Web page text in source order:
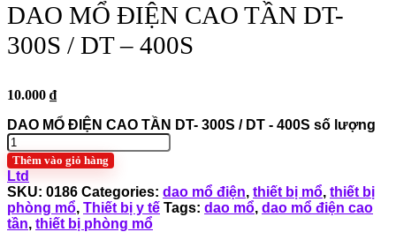
DAO MỔ ĐIỆN CAO TẦN DT-
300S / DT – 400S
10.000 ₫
DAO MỔ ĐIỆN CAO TẦN DT- 300S / DT - 400S số lượng
Thêm vào giỏ hàng
Ltd
SKU: 0186 Categories: dao mổ điện, thiết bị mổ, thiết bị
phòng mổ, Thiết bị y tế Tags: dao mổ, dao mổ điện cao
tần, thiết bị phòng mổ